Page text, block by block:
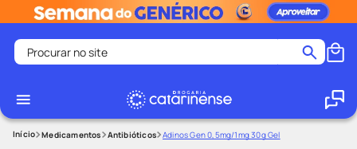
Procurar no site
1
2º
medley
Medicamentos Antibióticos Adinos Gen 0,5mg/1mg 30g Gel